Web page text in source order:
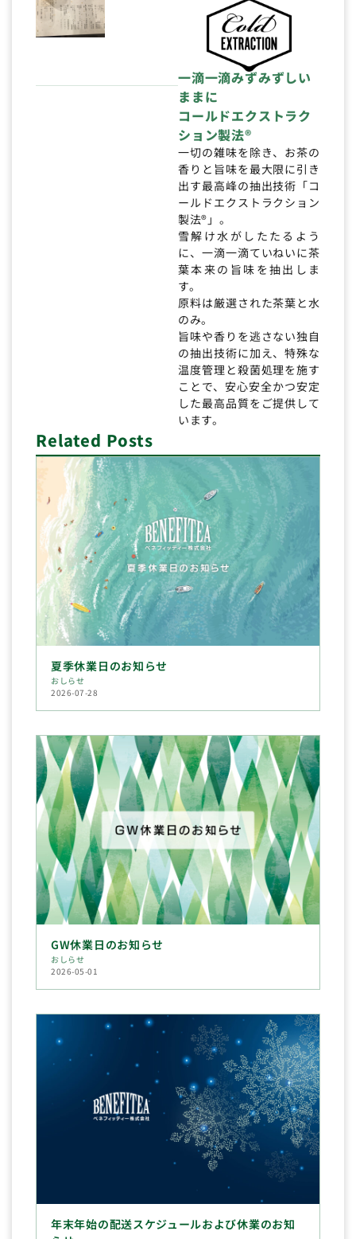
一滴一滴みずみずしい
ままに
コールドエクストラク
ション製法®
一切の雑味を除き、お茶の
香りと旨味を最大限に引き
出す最高峰の抽出技術「コ
ールドエクストラクション
製法®」。
雪解け水がしたたるよう
に、一滴一滴ていねいに茶
葉本来の旨味を抽出しま
す。
原料は厳選された茶葉と水
のみ。
旨味や香りを逃さない独自
の抽出技術に加え、特殊な
温度管理と殺菌処理を施す
ことで、安心安全かつ安定
した最高品質をご提供して
います。
Related Posts
夏季休業日のお知らせ
おしらせ
2026-07-28
GW休業日のお知らせ
おしらせ
2026-05-01
年末年始の配送スケジュールおよび休業のお知